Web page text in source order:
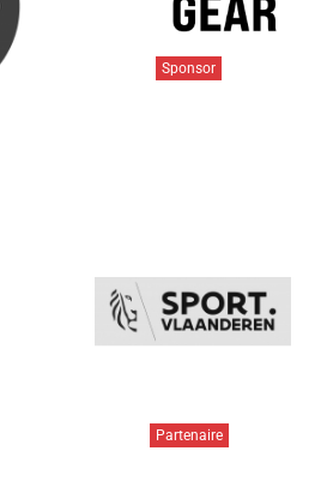
Sponsor
Partenaire